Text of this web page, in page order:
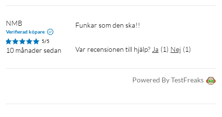
Nätadapter
Quick Guide
NMB
Verifierad köpare
5/5
10 månader sedan
Funkar som den ska!!
Var recensionen till hjälp? Ja (1) Nej (1)
Powered By TestFreaks